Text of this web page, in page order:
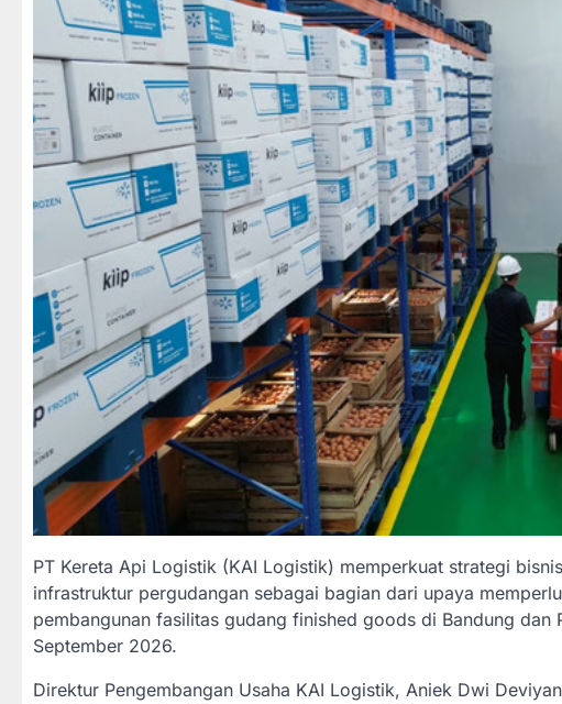
PT Kereta Api Logistik (KAI Logistik) memperkuat strategi
infrastruktur pergudangan sebagai bagian dari upaya
pembangunan fasilitas gudang finished goods di Bandung
September 2026.
Direktur Pengembangan Usaha KAI Logistik, Aniek Dwi